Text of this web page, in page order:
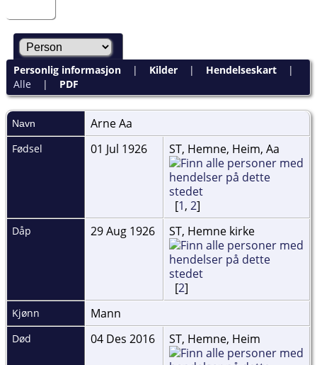
Personlig informasjon| Kilder| Hendelseskart|
Alle | PDF
Navn ArneAa
Fødsel 01 Jul 1926 ST, Hemne, Heim, Aa
[1, 2]
Dåp 29 Aug 1926 ST, Hemne kirke
[2]
Kjønn Mann
Død 04 Des 2016 ST, Hemne, Heim